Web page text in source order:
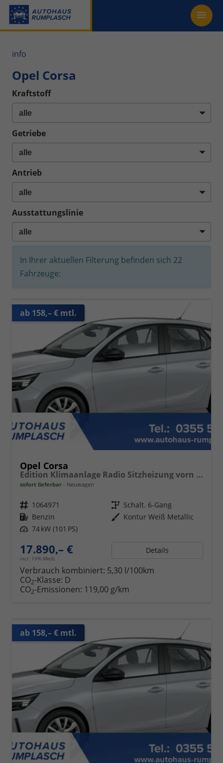
info
Opel Corsa
Kraftstoff
Getriebe
Antrieb
Ausstattungslinie
In Ihrer aktuellen Filterung befinden sich 22
Fahrzeuge:
ab 158,– € mtl.
Opel Corsa
Edition Klimaanlage Radio Sitzheizung vorn PDC hinten ECO-LED-Scheinwerfer
sofort lieferbar Neuwagen
Fahrzeugnr. 1064971 Getriebe Schalt. 6-Gang
Kraftstoff Benzin Außenfarbe Kontur Weiß Metallic
Leistung 74 kW (101 PS)
17.890,– €
incl. 19% MwSt.
Details
Verbrauch kombiniert: 5,30 l/100km
CO2-Klasse: D
CO2-Emissionen: 119,00 g/km
ab 158,– € mtl.